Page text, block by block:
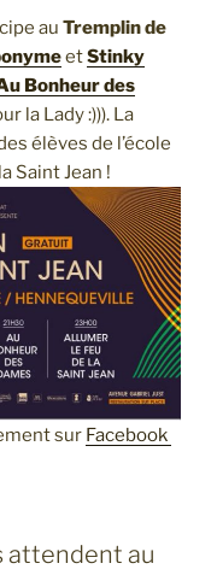
au Tremplin de
etStinky
Bonheur des
la Lady :))). La
élèves de l’école
Saint Jean !
sur Facebook
attendent au